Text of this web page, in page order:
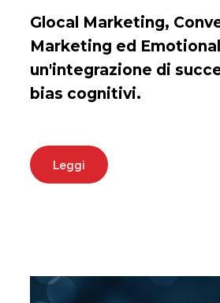
Glocal Marketing,
Marketing ed
un'integrazione di
bias cognitivi.
Leggi